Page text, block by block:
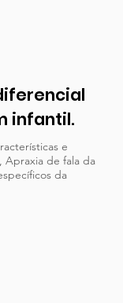
infantil.
e
Apraxia de fala da
da